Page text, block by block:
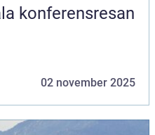
konferensresan
02 november 2025